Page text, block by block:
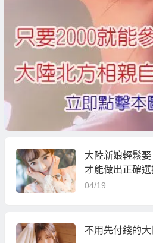
大陸新娘輕鬆
才能做出正確選
04/19
不用先付錢的